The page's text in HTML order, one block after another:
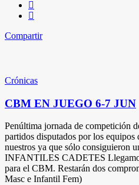
Compartir
Crónicas
CBM EN JUEGO 6-7 JUN
Penúltima jornada de competición
partidos disputados por los
nuestros ya que sólo
INFANTILES CADETES
para el CBM. Restarán dos
Masc e Infantil Fem)